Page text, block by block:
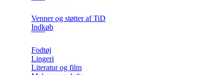
Venner og støtter af TiD
Indkøb
Fodtøj
Lingeri
Literatur og film